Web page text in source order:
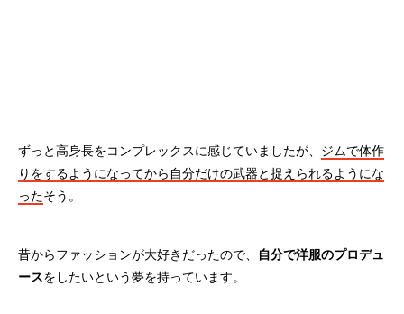
ずっと高身長をコンプレックスに感じていましたが、 ジムで体作
りをするようになってから自分だけの武器と捉えられるようにな
ったそう。
昔からファッションが大好きだったので、
自分で洋服のプロデュ
ースをしたいという夢を持っています。